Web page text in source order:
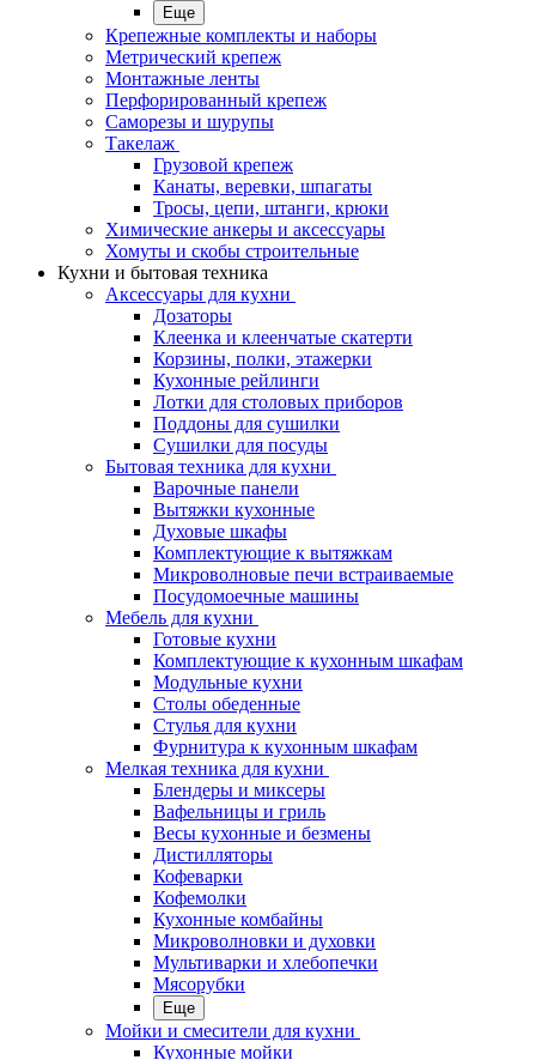
Еще
Крепежные комплекты и наборы
Метрический крепеж
Монтажные ленты
Перфорированный крепеж
Саморезы и шурупы
Такелаж
Грузовой крепеж
Канаты, веревки, шпагаты
Тросы, цепи, штанги, крюки
Химические анкеры и аксессуары
Хомуты и скобы строительные
Кухни и бытовая техника
Аксессуары для кухни
Дозаторы
Клеенка и клеенчатые скатерти
Корзины, полки, этажерки
Кухонные рейлинги
Лотки для столовых приборов
Поддоны для сушилки
Сушилки для посуды
Бытовая техника для кухни
Варочные панели
Вытяжки кухонные
Духовые шкафы
Комплектующие к вытяжкам
Микроволновые печи встраиваемые
Посудомоечные машины
Мебель для кухни
Готовые кухни
Комплектующие к кухонным шкафам
Модульные кухни
Столы обеденные
Стулья для кухни
Фурнитура к кухонным шкафам
Мелкая техника для кухни
Блендеры и миксеры
Вафельницы и гриль
Весы кухонные и безмены
Дистилляторы
Кофеварки
Кофемолки
Кухонные комбайны
Микроволновки и духовки
Мультиварки и хлебопечки
Мясорубки
Еще
Мойки и смесители для кухни
Кухонные мойки